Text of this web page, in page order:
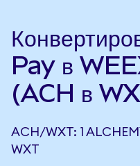
Pay в
(ACH в
ACH/WXT: 1
WXT